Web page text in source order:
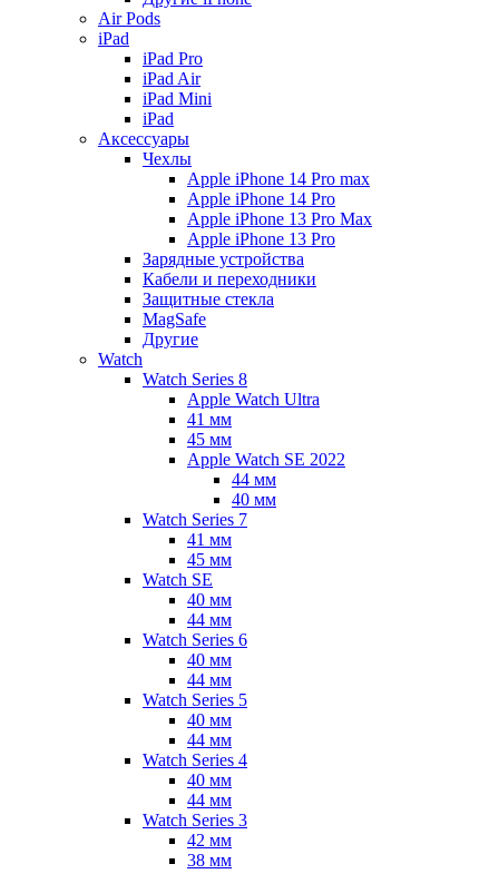
Air Pods
iPad
iPad Pro
iPad Air
iPad Mini
iPаd
Аксессуары
Чехлы
Apple iPhone 14 Pro max
Apple iPhone 14 Pro
Apple iPhone 13 Pro Max
Apple iPhone 13 Pro
Зарядные устройства
Кабели и переходники
Защитные стекла
MagSafe
Другие
Watch
Watch Series 8
Apple Watch Ultra
41 мм
45 мм
Apple Watch SE 2022
44 мм
40 мм
Watch Series 7
41 мм
45 мм
Watch SE
40 мм
44 мм
Watch Series 6
40 мм
44 мм
Watch Series 5
40 мм
44 мм
Watch Series 4
40 мм
44 мм
Watch Series 3
42 мм
38 мм